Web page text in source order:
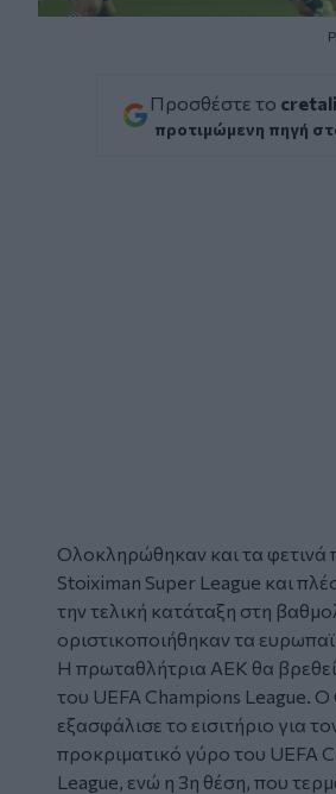
Προσθέστε το
προτιμώμενη πηγή
Ολοκληρώθηκαν και τα φετινά
Stoiximan Super League και
την τελική κατάταξη στη
οριστικοποιήθηκαν τα
Η πρωταθλήτρια ΑΕΚ θα
του UEFA Champions League.
εξασφάλισε το εισιτήριο για
προκριματικό γύρο του UEFA
League, ενώ η 3η θέση, που